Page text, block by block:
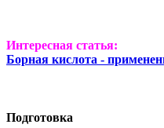
Интересная статья:
Борная кислота -
Подготовка